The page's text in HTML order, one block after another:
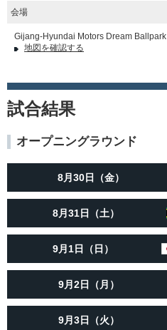
会場
Gijang-Hyundai Motors Dream Ballpark
地図を確認する
試合結果
オープニングラウンド
8月30日（金）
8月31日（土）
9月1日（日）
9月2日（月）
9月3日（火）